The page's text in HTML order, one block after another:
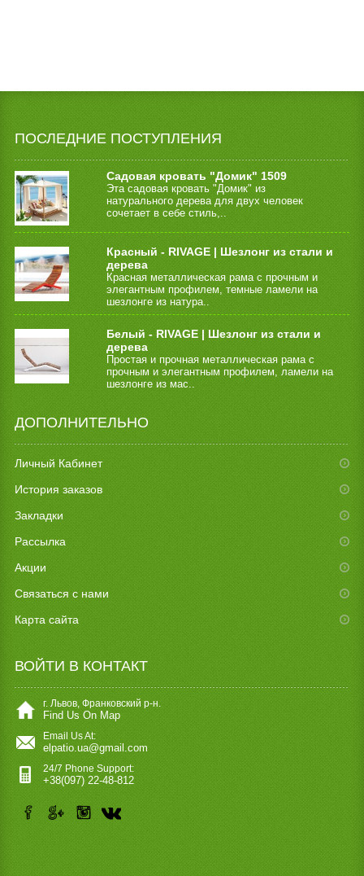
ПОСЛЕДНИЕ ПОСТУПЛЕНИЯ
Садовая кровать "Домик" 1509
Эта садовая кровать "Домик" из
натурального дерева для двух человек
сочетает в себе стиль,..
Красный - RIVAGE | Шезлонг из стали и
дерева
Красная металлическая рама с прочным и
элегантным профилем, темные ламели на
шезлонге из натура..
Белый - RIVAGE | Шезлонг из стали и
дерева
Простая и прочная металлическая рама с
прочным и элегантным профилем, ламели на
шезлонге из мас..
ДОПОЛНИТЕЛЬНО
Личный Кабинет
История заказов
Закладки
Рассылка
Акции
Связаться с нами
Карта сайта
ВОЙТИ В КОНТАКТ
г. Львов, Франковский р-н.
Find Us On Map
Email Us At:
elpatio.ua@gmail.com
24/7 Phone Support:
+38(097) 22-48-812